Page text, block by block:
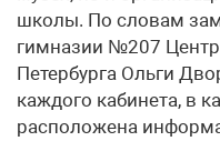
школы. По словам
гимназии №207
Петербурга Ольги
каждого кабинета, в
расположена